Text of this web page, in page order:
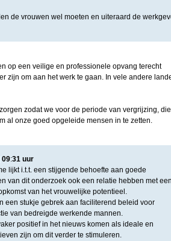
de vrouwen wel moeten en uiteraard de
op een veilige en professionele opvang terecht
zijn om aan het werk te gaan. In vele andere
zodat we voor de periode van vergrijzing,
al onze goed opgeleide mensen in te zetten.
09:31 uur
lijkt i.t.t. een stijgende behoefte aan goede
van dit onderzoek ook een relatie hebben met een
van het vrouwelijke potentieel.
een stukje gebrek aan faciliterend beleid voor
van bedreigde werkende mannen.
positief in het nieuws komen als ideale en
zijn om dit verder te stimuleren.